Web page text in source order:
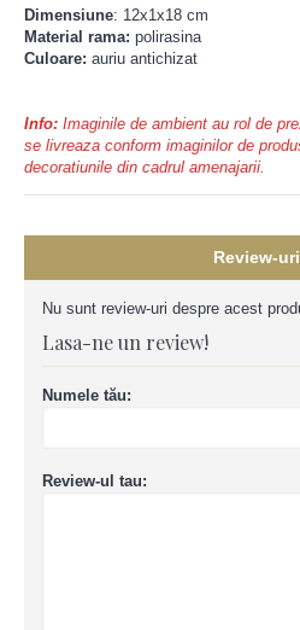
Dimensiune: 12x1x18 cm
Material rama: polirasina
Culoare: auriu antichizat
Info: Imaginile de ambient au rol de
se livreaza conform imaginilor de
decoratiunile din cadrul amenajarii.
Review-
Nu sunt review-uri despre acest
Lasa-ne un review!
Numele tău:
Review-ul tau: